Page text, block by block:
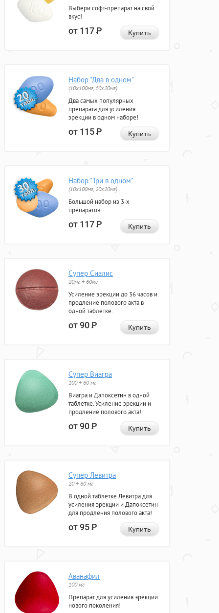
Выбери софт-препарат на свой
вкус!
от 117Р Купить
Набор "Два в одном"
(10x100мг, 10x20мг)
Два самых популярных
препарата для усиления
эрекции в одном наборе!
от 115Р Купить
Набор "Три в одном"
(10x100мг, 20x20мг)
Большой набор из 3-х
препаратов.
от 117Р Купить
Супер Сиалис
20мг + 60мг
Усиление эрекции до 36 часов и
продление полового акта в
одной таблетке.
от 90Р Купить
Супер Виагра
100 + 60 мг
Виагра и Дапоксетин в одной
таблетке. Усиление эрекции и
продление полового акта!
от 90Р Купить
Супер Левитра
20 + 60 мг
В одной таблетке Левитра для
усиления эрекции и Дапоксетин
для продления полового акта!
от 95Р Купить
Аванафил
100 мг
Препарат для усиления эрекции
нового поколения!